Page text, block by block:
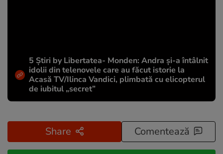
5 Știri by Libertatea- Monden: Andra și-a întâlnit
idolii din telenovele care au făcut istorie la
Acasă TV/Ilinca Vandici, plimbată cu elicopterul
de iubitul „secret”
Share Comentează